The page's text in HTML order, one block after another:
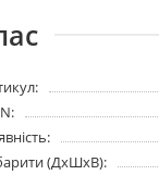
(ДхШхВ):